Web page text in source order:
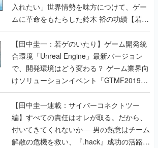
入れたい」世界情勢を味方につけて、ゲー
ムに革命をもたらした鈴木 裕の功績【若ゲ
のいたり】
【田中圭一：若ゲのいたり】ゲーム開発統
合環境「Unreal Engine」最新バージョン
で、開発環境はどう変わる？ ゲーム業界向
けソリューションイベント「GTMF2019」
に行って、より理解を深めよう【PR】
【田中圭一連載：サイバーコネクトツー
編】すべての責任はオレが取る。だから、
付いてきてくれないか──男の熱意はチーム
解散の危機を救い、『.hack』成功の活路を